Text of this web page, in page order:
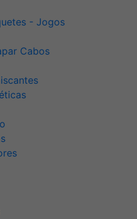
- Jogos
Cabos